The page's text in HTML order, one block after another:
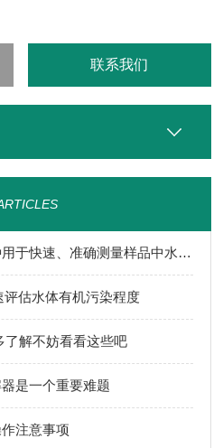
联系我们
卤素水分测定仪是一种用于快速、准确测量样品中水分含量的仪器
估水体有机污染程度
了解不妨看看这些吧
是一个重要难题
注意事项